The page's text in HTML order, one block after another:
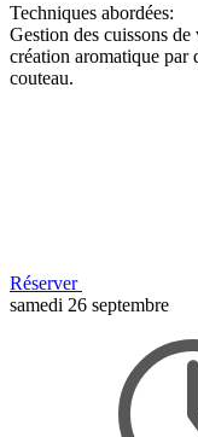
Techniques abordées:
Gestion des cuissons
création aromatique par
couteau.
Réserver
samedi 26 septembre